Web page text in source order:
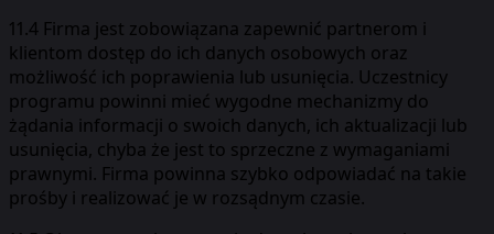
11.4 Firma jest zobowiązana zapewnić partnerom i
klientom dostęp do ich danych osobowych oraz
możliwość ich poprawienia lub usunięcia. Uczestnicy
programu powinni mieć wygodne mechanizmy do
żądania informacji o swoich danych, ich aktualizacji lub
usunięcia, chyba że jest to sprzeczne z wymaganiami
prawnymi. Firma powinna szybko odpowiadać na takie
prośby i realizować je w rozsądnym czasie.